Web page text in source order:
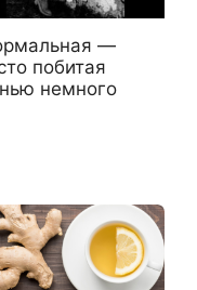
—
побитая
немного